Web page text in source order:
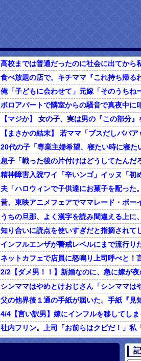
息子「戦った後の片付けはどうしてたんだ
精神障害入院ワイ「辛いンゴ」イッヌ「初
知り合いに読点を使いすぎだと指摘されて
ネットカフェで店員に怒鳴り上司呼べと！
私「初めて飲む味だけどなんのお茶？」彼